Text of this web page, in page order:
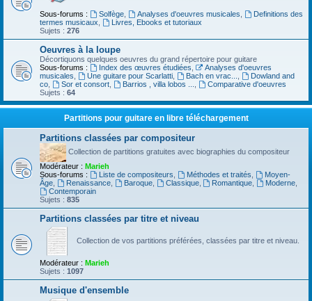
Sous-forums : Solfège, Analyses d'oeuvres musicales
Definitions des
termes musicaux
Livres, Ebooks et tutoriaux
Sujets : 276
Oeuvres à la loupe
Décortiquons quelques oeuvres du grand répertoire pour guitare
Sous-forums :
Index des œuvres étudiées
Analyses d'oeuvres
musicales
Une guitare pour Scarlatti, Bach en vrac...
Dowland and
co
Sor et consort, Barrios , villa lobos ...
Comparative d'oeuvres
Sujets : 64
Partitions pour guitare en libre téléchargement
Partitions classées par compositeur
Collection de partitions gratuites avec biographies du compositeur
Modérateur : Marieh
Sous-forums :
Liste de compositeurs Méthodes et traités
Moyen-
Âge
Renaissance, Baroque, Classique, Romantique Moderne
Contemporain
Sujets : 835
Partitions classées par titre et niveau
Collection de vos partitions préférées, classées par titre et niveau.
Modérateur : Marieh
Sujets : 1097
Musique d'ensemble